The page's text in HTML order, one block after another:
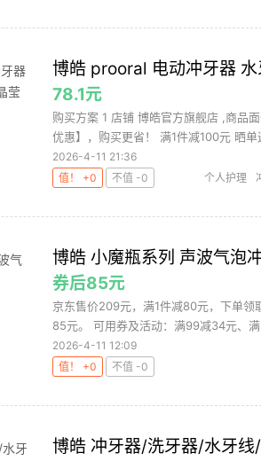
博皓 prooral 电动冲牙器
78.1元
购买方案 1 店铺 博皓官方旗舰店 ,商品
优惠】，购买更省！ 满1件减100元 晒单
2026-4-11 21:36
值！ +0
不值 -0 个人护理
博皓 小魔瓶系列 声波气泡
券后85元
京东售价209元，满1件减80元，下单
85元。 可用券及活动：满99减34元、
2026-4-11 12:09
值！ +0
不值 -0
博皓 冲牙器/洗牙器/水牙线